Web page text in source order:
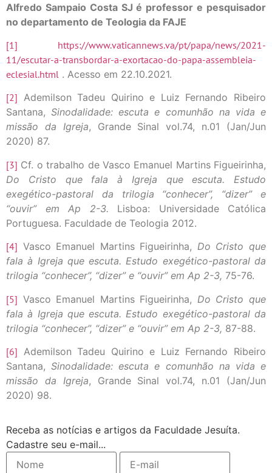
Alfredo Sampaio Costa SJ é professor e pesquisador
no departamento de Teologia da FAJE
[1]
https://www.vaticannews.va/pt/papa/news/2021-
11/escutar-a-transbordar-a-exortacao-do-papa-assembleia-
eclesial.html . Acesso em 22.10.2021.
[2] Ademilson Tadeu Quirino e Luiz Fernando Ribeiro
Santana,Sinodalidade: escuta e comunhão na vida e
missão da Igreja, Grande Sinal vol.74, n.01 (Jan/Jun
2020) 87.
[3] Cf. o trabalho de Vasco Emanuel Martins Figueirinha,
Do Cristo que fala à Igreja que escuta. Estudo
exegético-pastoral da trilogia “conhecer”, “dizer” e
“ouvir” em Ap 2-3. Lisboa: Universidade Católica
Portuguesa. Faculdade de Teologia 2012.
[4] Vasco Emanuel Martins Figueirinha, Do Cristo que
fala à Igreja que escuta. Estudo exegético-pastoral da
trilogia “conhecer”, “dizer” e “ouvir” em Ap 2-3, 75-76.
[5] Vasco Emanuel Martins Figueirinha, Do Cristo que
fala à Igreja que escuta. Estudo exegético-pastoral da
trilogia “conhecer”, “dizer” e “ouvir” em Ap 2-3, 87-88.
[6] Ademilson Tadeu Quirino e Luiz Fernando Ribeiro
Santana,Sinodalidade: escuta e comunhão na vida e
missão da Igreja, Grande Sinal vol.74, n.01 (Jan/Jun
2020) 98.
Receba as notícias e artigos da Faculdade Jesuíta.
Cadastre seu e-mail...